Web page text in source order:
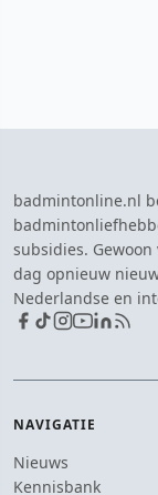
badmintonline.nl
subsidies.
dag opnieuw
Nederlandse en
NAVIGATIE
Nieuws
Kennisbank